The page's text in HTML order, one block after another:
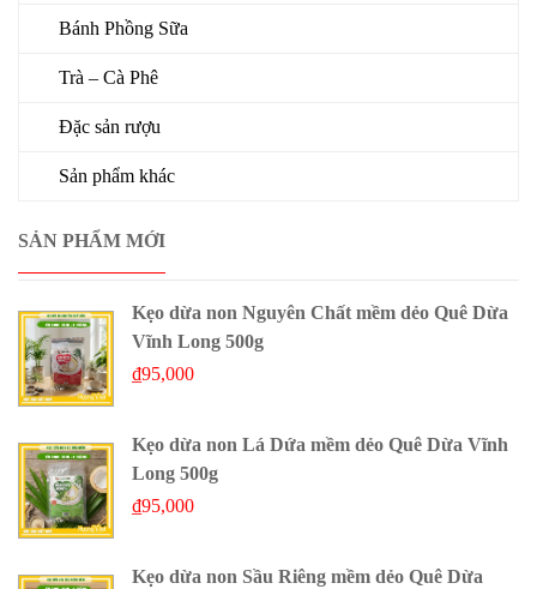
Bánh Phồng Sữa
Trà – Cà Phê
Đặc sản rượu
Sản phẩm khác
SẢN PHẨM MỚI
Kẹo dừa non Nguyên Chất mềm dẻo Quê Dừa
Vĩnh Long 500g
₫95,000
Kẹo dừa non Lá Dứa mềm dẻo Quê Dừa Vĩnh
Long 500g
₫95,000
Kẹo dừa non Sầu Riêng mềm dẻo Quê Dừa